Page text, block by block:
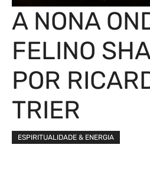
A NONA
FELINO
POR
TRIER
ESPIRITUALIDADE & ENERGIA